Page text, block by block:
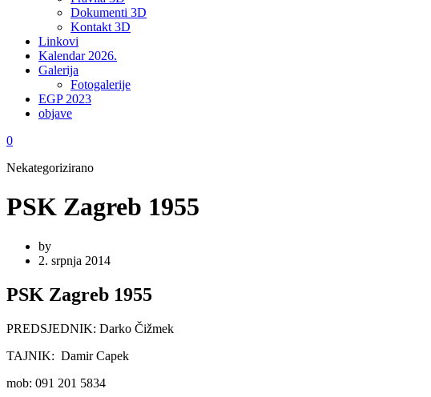
Dokumenti 3D
Kontakt 3D
Linkovi
Kalendar 2026.
Galerija
Fotogalerije
EGP 2023
objave
0
Nekategorizirano
PSK Zagreb 1955
by
2. srpnja 2014
PSK Zagreb 1955
PREDSJEDNIK: Darko Čižmek
TAJNIK: Damir Capek
mob: 091 201 5834